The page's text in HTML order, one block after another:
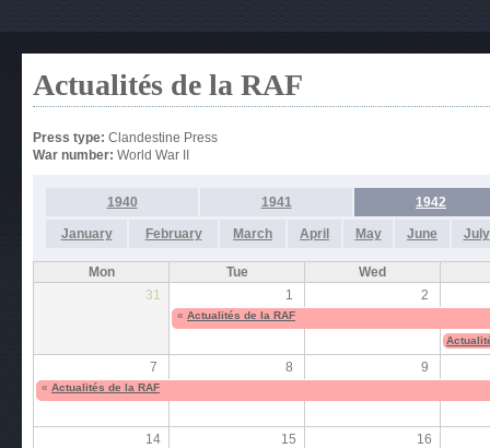
Actualités de la RAF
Press type: Clandestine Press
War number: World War II
1940 1941 1942
January February March April May June July
Mon Tue
Wed
31
1 2
« Actualités de la RAF
7 8 9
« Actualités de la RAF
14 15 16